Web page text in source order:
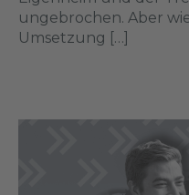
ungebrochen. Aber
Umsetzung […]